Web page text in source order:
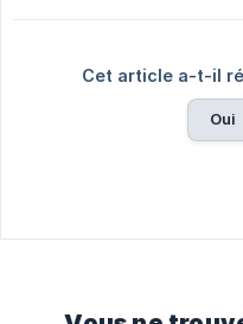
Cet article a-t-il
Oui